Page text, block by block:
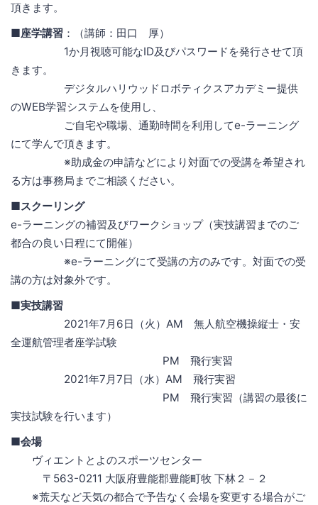
頂きます。
■座学講習 ：（講師：田口 厚）
1か月視聴可能なID及びパスワードを発行させて頂
きます。
デジタルハリウッドロボティクスアカデミー提供
のWEB学習システムを使用し、
ご自宅や職場、通勤時間を利用してe-ラーニング
にて学んで頂きます。
※助成金の申請などにより対面での受講を希望され
る方は事務局までご相談ください。
■スクーリング
e-ラーニングの補習及びワークショップ（実技講習までのご
都合の良い日程にて開催）
※e-ラーニングにて受講の方のみです。対面での受
講の方は対象外です。
■実技講習
2021年7月6日（火）AM 無人航空機操縦士・安
全運航管理者座学試験
PM 飛行実習
2021年7月7日（水）AM 飛行実習
PM 飛行実習（講習の最後に
実技試験を行います）
■会場
ヴィエントとよのスポーツセンター
〒563-0211 大阪府豊能郡豊能町牧 下林２－２
※荒天など天気の都合で予告なく会場を変更する場合がご